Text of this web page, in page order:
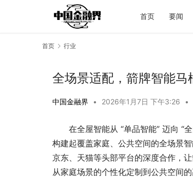
首页 要闻
首页 行业
全场景适配，箭牌智能
中国金融界 • 2026年1月7日 下午3:26 •
在全屋智能从 “单品智能” 迈向 “
构建起覆盖家庭、公共空间的全场景
京东、天猫等头部平台的深度合作，
从家庭场景的个性化定制到公共空间